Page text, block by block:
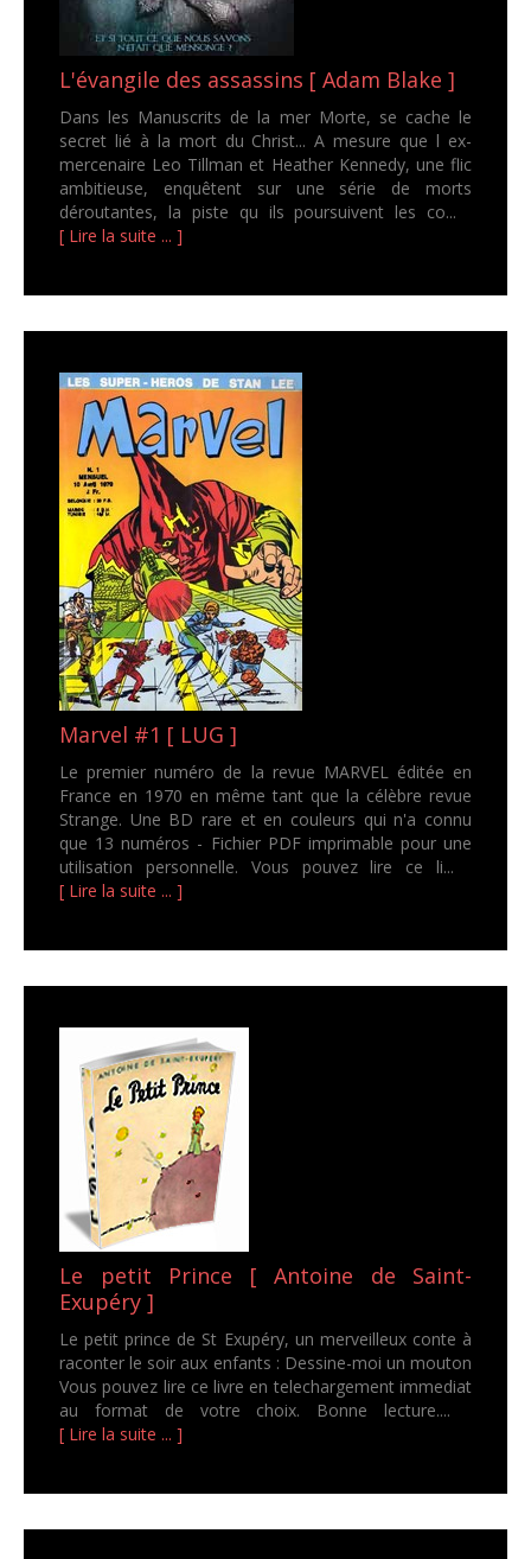
L'évangile des assassins [ Adam Blake ]
Dans les Manuscrits de la mer Morte, se cache le
secret lié à la mort du Christ... A mesure que l ex-
mercenaire Leo Tillman et Heather Kennedy, une flic
ambitieuse, enquêtent sur une série de morts
déroutantes, la piste qu ils poursuivent les co...
[ Lire la suite ... ]
Marvel #1 [ LUG ]
Le premier numéro de la revue MARVEL éditée en
France en 1970 en même tant que la célèbre revue
Strange. Une BD rare et en couleurs qui n'a connu
que 13 numéros - Fichier PDF imprimable pour une
utilisation personnelle. Vous pouvez lire ce li...
[ Lire la suite ... ]
Le petit Prince [ Antoine de Saint-
Exupéry ]
Le petit prince de St Exupéry, un merveilleux conte à
raconter le soir aux enfants : Dessine-moi un mouton
Vous pouvez lire ce livre en telechargement immediat
au format de votre choix. Bonne lecture....
[ Lire la suite ... ]